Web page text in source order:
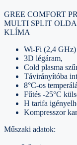
GREE COMFORT
MULTI SPLIT
KLÍMA
Wi-Fi (2,4 GHz)
3D légáram,
Cold plasma
Távirányítóba
8°C-os
Fűtés -25°C
H tarifa
Kompresszor
Műszaki adatok: